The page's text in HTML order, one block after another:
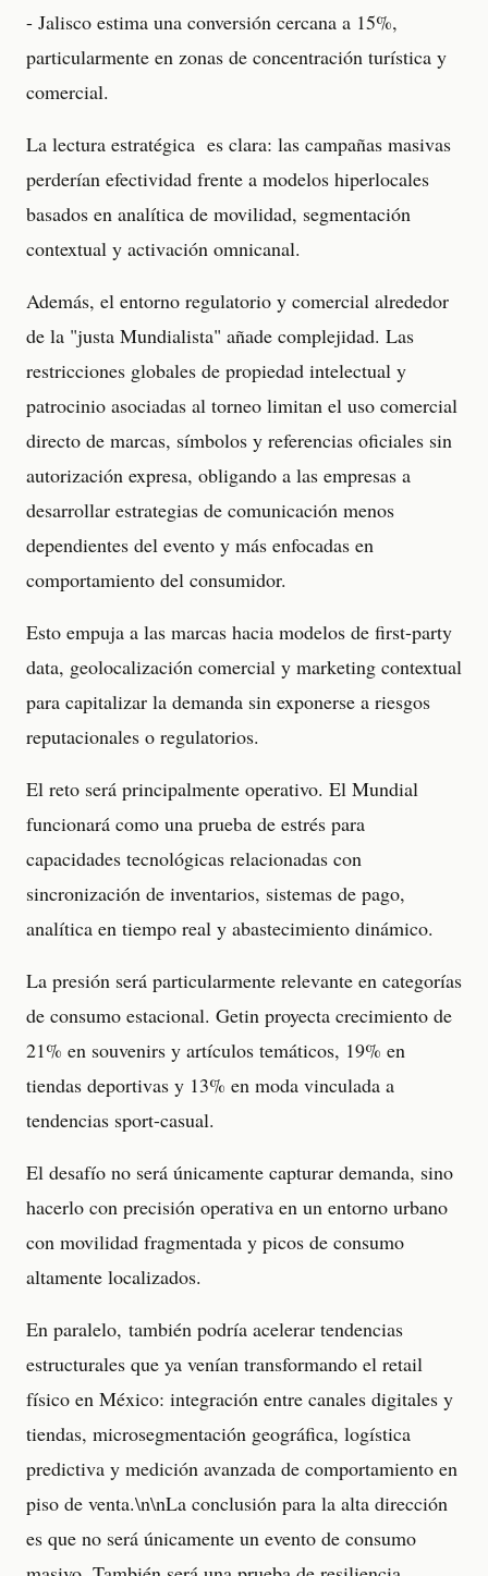
- Jalisco estima una conversión cercana a 15%,
particularmente en zonas de concentración turística y
comercial.
La lectura estratégica es clara: las campañas masivas
perderían efectividad frente a modelos hiperlocales
basados en analítica de movilidad, segmentación
contextual y activación omnicanal.
Además, el entorno regulatorio y comercial alrededor
de la "justa Mundialista" añade complejidad. Las
restricciones globales de propiedad intelectual y
patrocinio asociadas al torneo limitan el uso comercial
directo de marcas, símbolos y referencias oficiales sin
autorización expresa, obligando a las empresas a
desarrollar estrategias de comunicación menos
dependientes del evento y más enfocadas en
comportamiento del consumidor.
Esto empuja a las marcas hacia modelos de first-party
data, geolocalización comercial y marketing contextual
para capitalizar la demanda sin exponerse a riesgos
reputacionales o regulatorios.
El reto será principalmente operativo. El Mundial
funcionará como una prueba de estrés para
capacidades tecnológicas relacionadas con
sincronización de inventarios, sistemas de pago,
analítica en tiempo real y abastecimiento dinámico.
La presión será particularmente relevante en categorías
de consumo estacional. Getin proyecta crecimiento de
21% en souvenirs y artículos temáticos, 19% en
tiendas deportivas y 13% en moda vinculada a
tendencias sport-casual.
El desafío no será únicamente capturar demanda, sino
hacerlo con precisión operativa en un entorno urbano
con movilidad fragmentada y picos de consumo
altamente localizados.
En paralelo, también podría acelerar tendencias
estructurales que ya venían transformando el retail
físico en México: integración entre canales digitales y
tiendas, microsegmentación geográfica, logística
predictiva y medición avanzada de comportamiento en
piso de venta.\n\nLa conclusión para la alta dirección
es que no será únicamente un evento de consumo